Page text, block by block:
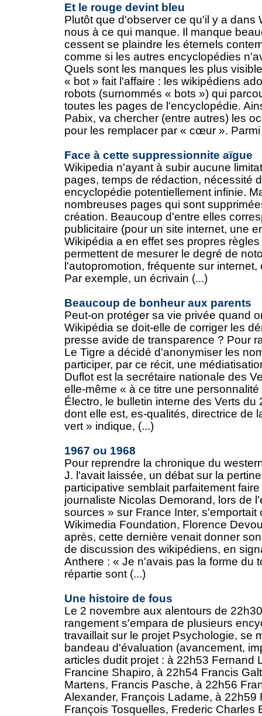
Et le rouge devint bleu
Plutôt que d'observer ce qu'il y a dans
nous à ce qui manque. Il manque
cessent se plaindre les éternels
comme si les autres encyclopédies
Quels sont les manques les plus
« bot » fait l'affaire : les wikipédiens
robots (surnommés « bots ») qui
toutes les pages de l'encyclopédie.
Pabix, va chercher (entre autres) les
pour les remplacer par « cœur ». Parmi
Face à cette suppressionnite aïgue
Wikipedia n'ayant à subir aucune
pages, temps de rédaction, nécessité
encyclopédie potentiellement infinie.
nombreuses pages qui sont
création. Beaucoup d'entre elles
publicitaire (pour un site internet, une
Wikipédia a en effet ses propres
permettent de mesurer le degré de
l'autopromotion, fréquente sur
Par exemple, un écrivain (...)
Beaucoup de bonheur aux parents
Peut-on protéger sa vie privée quand
Wikipédia se doit-elle de corriger les
presse avide de transparence ? Pour
Le Tigre a décidé d'anonymiser les
participer, par ce récit, une
Duflot est la secrétaire nationale des
elle-même « à ce titre une
Électro, le bulletin interne des Verts du
dont elle est, es-qualités, directrice de
vert » indique, (...)
1967 ou 1968
Pour reprendre la chronique du
J. l'avait laissée, un débat sur la
participative semblait parfaitement
journaliste Nicolas Demorand, lors de
sources » sur France Inter,
Wikimedia Foundation, Florence
après, cette dernière venait donner
de discussion des wikipédiens, en
Anthere : « Je n'avais pas la forme du
répartie sont (...)
Une histoire de fous
Le 2 novembre aux alentours de
rangement s'empara de plusieurs
travaillait sur le projet Psychologie, se
bandeau d'évaluation (avancement,
articles dudit projet : à 22h53 Fernand
Francine Shapiro‎, à 22h54 Francis
Martens‎, Francis Pasche‎, à 22h56
Alexander‎, François Ladame‎, à
François Tosquelles‎, Frederic Charles